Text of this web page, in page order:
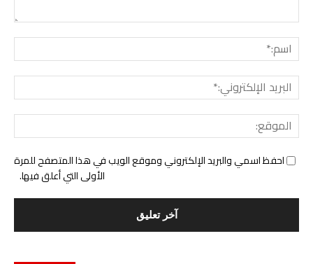
احفظ اسمي والبريد الإلكتروني وموقع الويب في هذا المتصفح للمرة
الأولى التي أعلق فيها.